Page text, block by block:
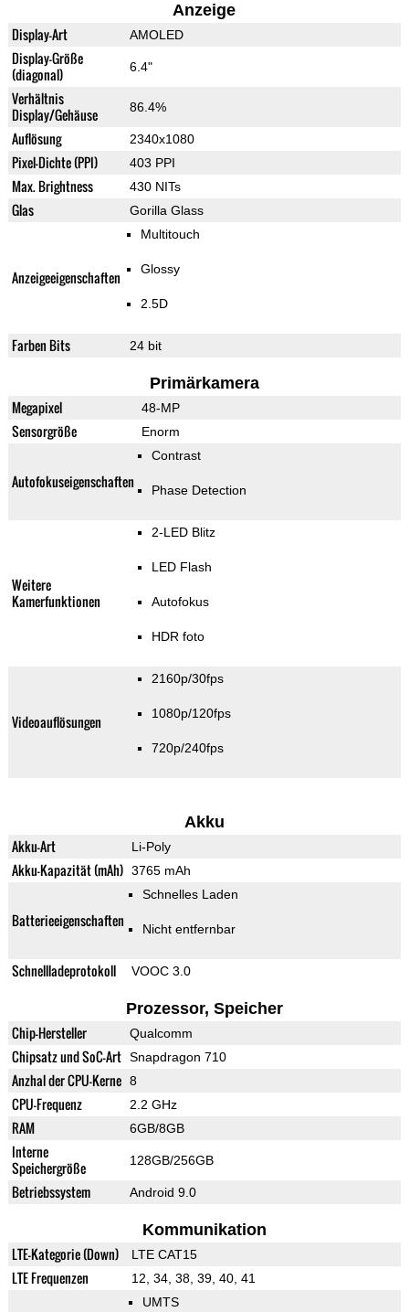
Anzeige
Display-Art AMOLED
Display-Größe
(diagonal)
6.4"
Verhältnis
Display/Gehäuse
86.4%
Auflösung 2340x1080
Pixel-Dichte (PPI) 403 PPI
Max. Brightness 430 NITs
Glas Gorilla Glass
Anzeigeeigenschaften
Multitouch
Glossy
2.5D
Farben Bits 24 bit
Primärkamera
Megapixel 48-MP
Sensorgröße Enorm
Autofokuseigenschaften
Contrast
Phase Detection
Weitere
Kamerfunktionen
2-LED Blitz
LED Flash
Autofokus
HDR foto
Videoauflösungen
2160p/30fps
1080p/120fps
720p/240fps
Akku
Akku-Art Li-Poly
Akku-Kapazität (mAh) 3765 mAh
Batterieeigenschaften
Schnelles Laden
Nicht entfernbar
Schnellladeprotokoll VOOC 3.0
Prozessor, Speicher
Chip-Hersteller Qualcomm
Chipsatz und SoC-Art Snapdragon 710
Anzhal der CPU-Kerne 8
CPU-Frequenz 2.2 GHz
RAM 6GB/8GB
Interne
Speichergröße
128GB/256GB
Betriebssystem Android 9.0
Kommunikation
LTE-Kategorie (Down) LTE CAT15
LTE Frequenzen
12, 34, 38, 39, 40, 41
UMTS